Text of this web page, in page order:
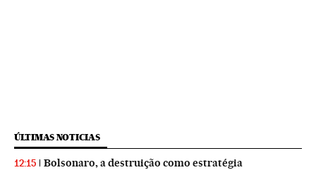
ÚLTIMAS NOTICIAS
12:15 Bolsonaro, a destruição como estratégia